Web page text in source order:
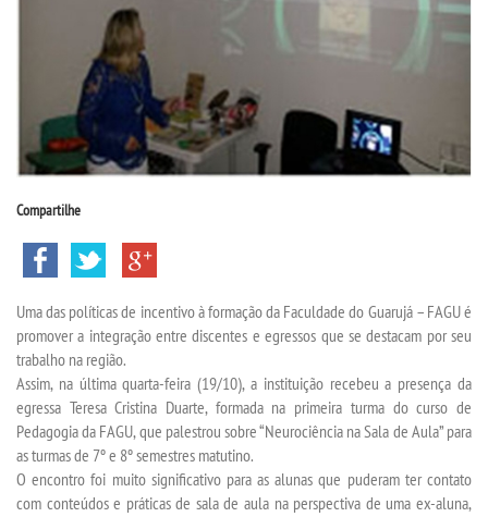
LICENCIATURAS
TECNOLÓGICOS
VESTIBULAR
INSCREVA-SE
SEGUNDA GRADUAÇÃO
MATRÍCULA
EDITAL
Compartilhe
Uma das políticas de incentivo à formação da Faculdade do Guarujá – FAGU é
promover a integração entre discentes e egressos que se destacam por seu
trabalho na região.
Assim, na última quarta-feira (19/10), a instituição recebeu a presença da
egressa Teresa Cristina Duarte, formada na primeira turma do curso de
Pedagogia da FAGU, que palestrou sobre “Neurociência na Sala de Aula” para
as turmas de 7º e 8º semestres matutino.
O encontro foi muito significativo para as alunas que puderam ter contato
com conteúdos e práticas de sala de aula na perspectiva de uma ex-aluna,